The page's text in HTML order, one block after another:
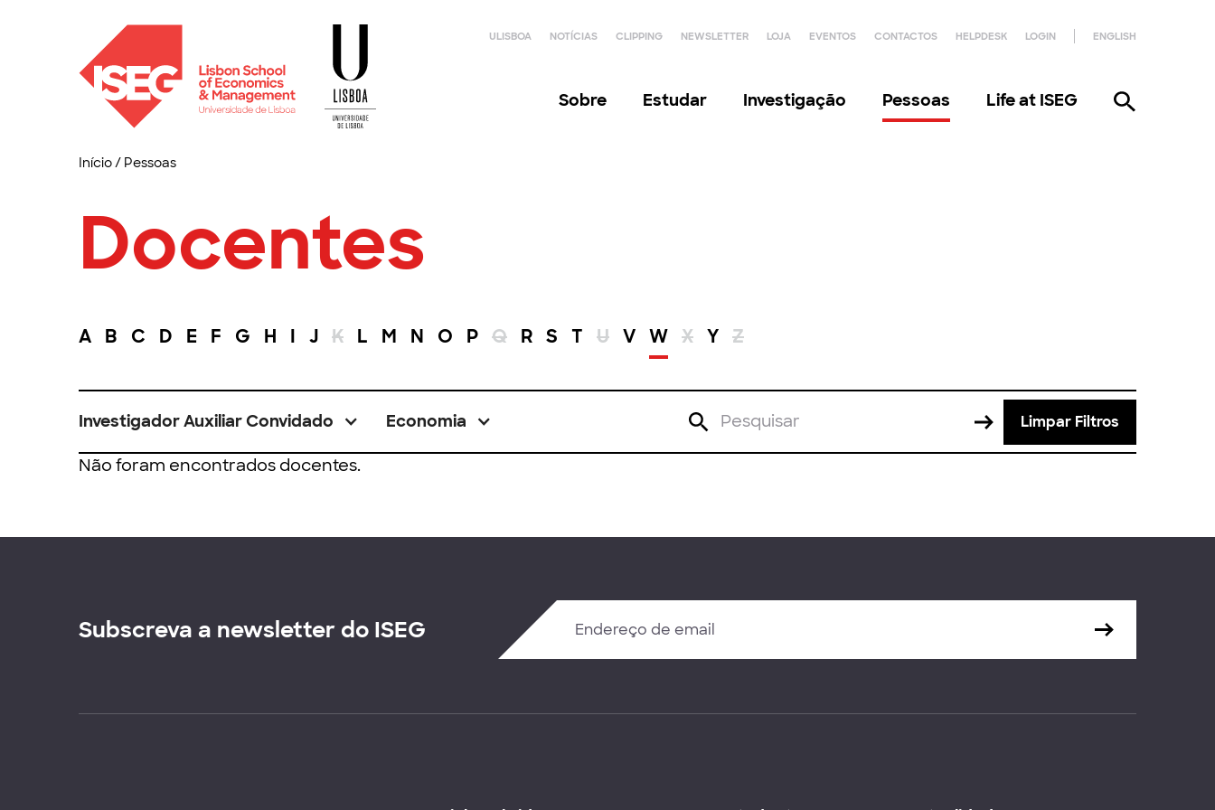
ULISBOA NOTÍCIAS CLIPPING NEWSLETTER LOJA EVENTOS CONTACTOS HELPDESK LOGIN ENGLISH
Sobre Estudar Investigação Pessoas Life at ISEG
Início/ Pessoas
Docentes
A B C D E F G H I J K L M N O P Q R S T U V W X Y Z
Investigador Auxiliar Convidado Economia Limpar Filtros
Não foram encontrados docentes.
Subscreva a newsletter do ISEG